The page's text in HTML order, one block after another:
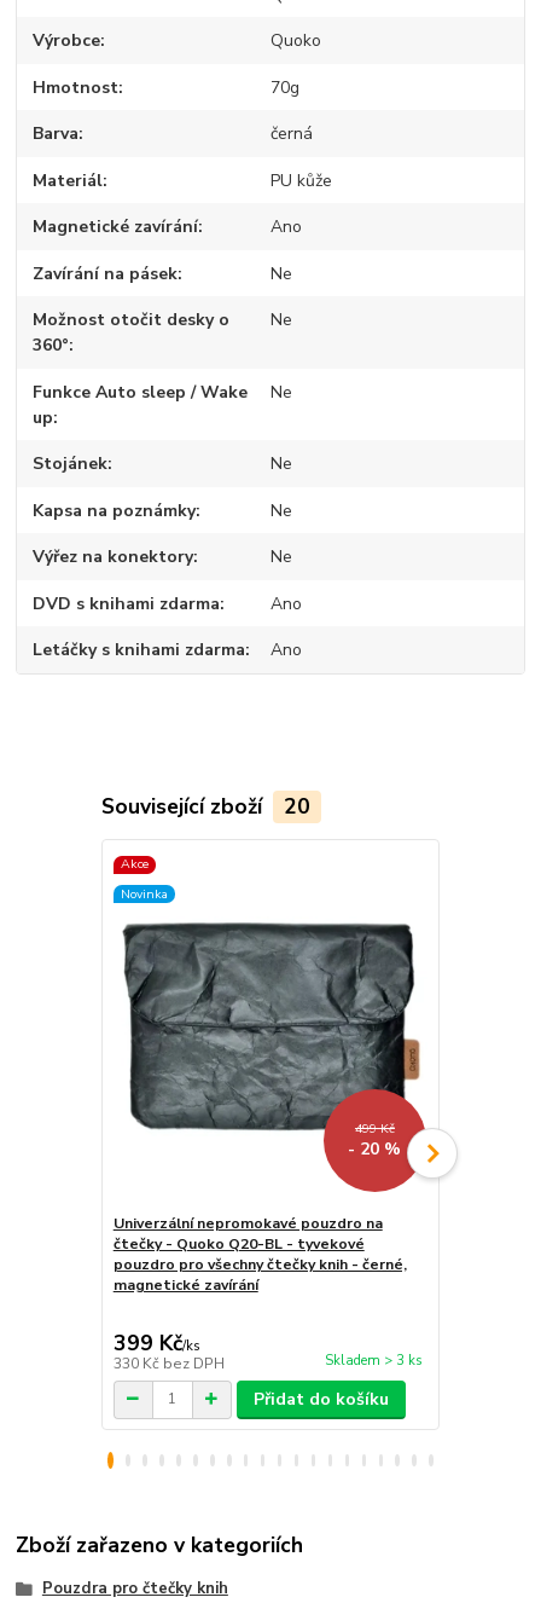
Výrobce Quoko
Hmotnost 70g
Barva černá
Materiál PU kůže
Magnetické zavírání Ano
Zavírání na pásek Ne
Možnost otočit desky o
360°
Ne
Funkce Auto sleep / Wake
up
Ne
Stojánek Ne
Kapsa na poznámky Ne
Výřez na konektory Ne
DVD s knihami zdarma Ano
Letáčky s knihami zdarma Ano
Související zboží 20
Akce
Novinka
499 Kč
- 20 %
Univerzální nepromokavé pouzdro na
čtečky - Quoko Q20-BL - tyvekové
pouzdro pro všechny čtečky knih - černé,
magnetické zavírání
399 Kč/ks
330 Kč bez DPH Skladem > 3 ks
Přidat do košíku
Zboží zařazeno v kategoriích
Pouzdra pro čtečky knih